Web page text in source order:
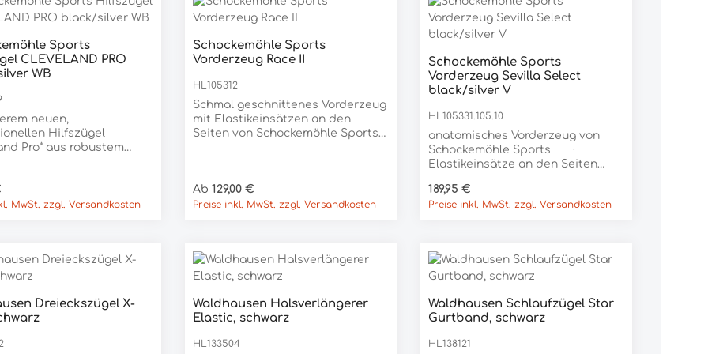
Martingalgabel Größe One size
fits all
Anzahl: Gib den gewünschten Wert ein oder benutze die
Stück
Sports
CLEVELAND PRO
WB
neuen,
Hilfszügel
Pro” aus robustem
Hilfszügel individuell
und Ihre Arbeit
geeignet. Wie
Produkte sind die
- professioneller
aus robustem Büffel-
unterstützt
Preis:
MwSt. zzgl. Versandkosten
Schockemöhle Sports
Vorderzeug Race II
HL105312
Schmal geschnittenes Vorderzeug
mit Elastikeinsätzen an den
Seiten von Schockemöhle Sports
verstellbar
Regulärer Preis:
Ab 129,00 €
Preise inkl. MwSt. zzgl. Versandkosten
Produkt Anzahl: Gib den
Stück
Schockemöhle Sports
Vorderzeug Sevilla Select
black/silver V
HL105331.105.10
anatomisches Vorderzeug von
Schockemöhle Sports ·
Elastikeinsätze an den Seiten
herausnehmbare Widerristbrücke
und Martingalgabel · mit
individuell austauschbare
Seitenteile
Regulärer Preis:
189,95 €
Preise inkl. MwSt. zzgl. Versandkosten
Dreieckszügel X-
Waldhausen Halsverlängerer
Elastic, schwarz
HL133504
Produkt Anzahl: Gib den
Stück
Waldhausen Schlaufzügel Star
Gurtband, schwarz
HL138121